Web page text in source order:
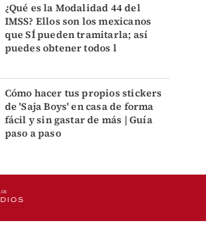
¿Qué es la Modalidad 44 del
IMSS? Ellos son los mexicanos
que SÍ pueden tramitarla; así
puedes obtener todos l
Cómo hacer tus propios stickers
de 'Saja Boys' en casa de forma
fácil y sin gastar de más | Guía
paso a paso